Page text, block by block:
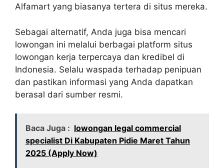
Alfamart yang biasanya tertera di situs mereka.
Sebagai alternatif, Anda juga bisa mencari
lowongan ini melalui berbagai platform situs
lowongan kerja terpercaya dan kredibel di
Indonesia. Selalu waspada terhadap penipuan
dan pastikan informasi yang Anda dapatkan
berasal dari sumber resmi.
Baca Juga : lowongan legal commercial
specialist Di Kabupaten Pidie Maret Tahun
2025 (Apply Now)